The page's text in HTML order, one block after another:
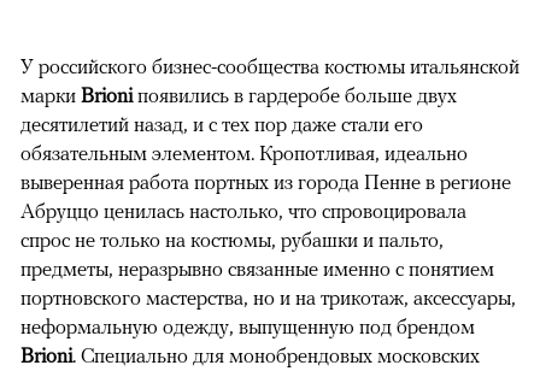
У российского бизнес-сообщества костюмы итальянской
марки Brioniпоявились в гардеробе больше двух
десятилетий назад, и с тех пор даже стали его
обязательным элементом. Кропотливая, идеально
выверенная работа портных из города Пенне в регионе
Абруццо ценилась настолько, что спровоцировала
спрос не только на костюмы, рубашки и пальто,
предметы, неразрывно связанные именно с понятием
портновского мастерства, но и на трикотаж, аксессуары,
неформальную одежду, выпущенную под брендом
Brioni. Специально для монобрендовых московских